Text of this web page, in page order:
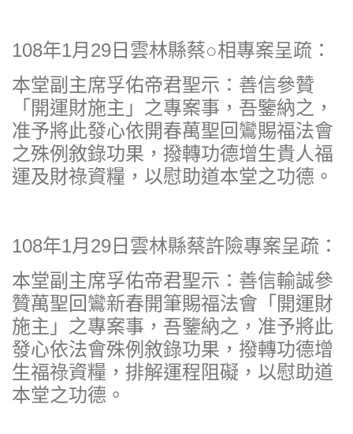
108年1月29日雲林縣蔡○相專案呈疏：
本堂副主席孚佑帝君聖示：善信參贊
「開運財施主」之專案事，吾鑒納之，
准予將此發心依開春萬聖回鸞賜福法會
之殊例敘錄功果，撥轉功德增生貴人福
運及財祿資糧，以慰助道本堂之功德。
108年1月29日雲林縣蔡許險專案呈疏：
本堂副主席孚佑帝君聖示：善信輸誠參
贊萬聖回鸞新春開筆賜福法會「開運財
施主」之專案事，吾鑒納之，准予將此
發心依法會殊例敘錄功果，撥轉功德增
生福祿資糧，排解運程阻礙，以慰助道
本堂之功德。